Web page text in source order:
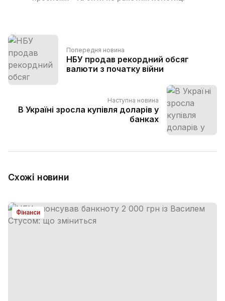
Попередня новина
НБУ продав рекордний обсяг
валюти з початку війни
Наступна новина
В Україні зросла купівля доларів у
банках
Схожі новини
Фінанси